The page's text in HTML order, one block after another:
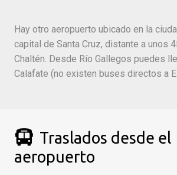
Hay otro aeropuerto ubicado en la
capital de Santa Cruz, distante a unos
Chaltén. Desde Río Gallegos puedes
Calafate (no existen buses directos a
Traslados desde el
aeropuerto